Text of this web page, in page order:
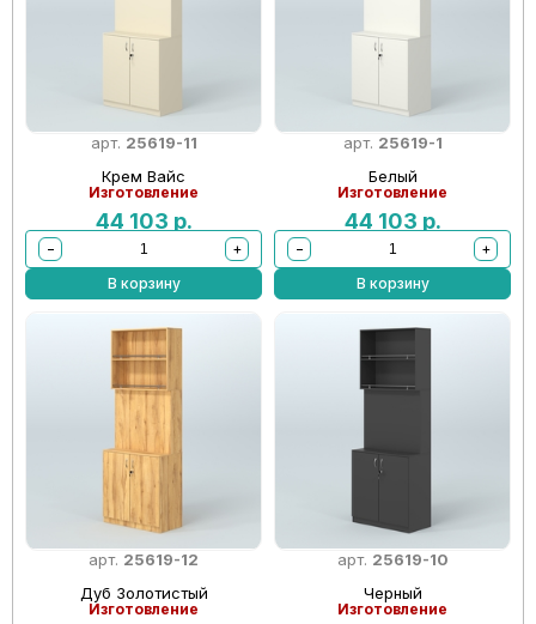
арт. 25619-11
Крем Вайс
Изготовление
44 103 р.
−
+
В корзину
арт. 25619-1
Белый
Изготовление
44 103 р.
−
+
В корзину
арт. 25619-12
Дуб Золотистый
Изготовление
арт. 25619-10
Черный
Изготовление